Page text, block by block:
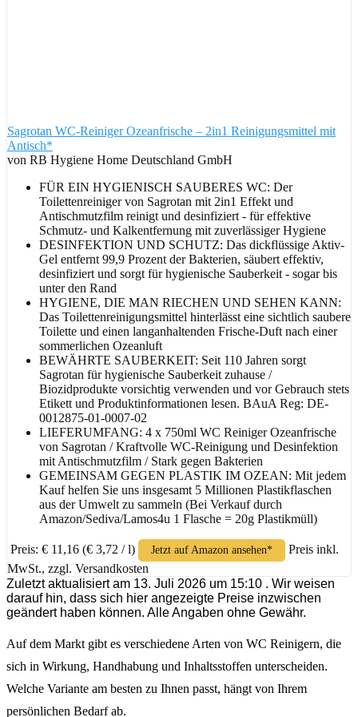
Sagrotan WC-Reiniger Ozeanfrische – 2in1 Reinigungsmittel mit
Antisch*
von RB Hygiene Home Deutschland GmbH
FÜR EIN HYGIENISCH SAUBERES WC: Der
Toilettenreiniger von Sagrotan mit 2in1 Effekt und
Antischmutzfilm reinigt und desinfiziert - für effektive
Schmutz- und Kalkentfernung mit zuverlässiger Hygiene
DESINFEKTION UND SCHUTZ: Das dickflüssige Aktiv-
Gel entfernt 99,9 Prozent der Bakterien, säubert effektiv,
desinfiziert und sorgt für hygienische Sauberkeit - sogar bis
unter den Rand
HYGIENE, DIE MAN RIECHEN UND SEHEN KANN:
Das Toilettenreinigungsmittel hinterlässt eine sichtlich saubere
Toilette und einen langanhaltenden Frische-Duft nach einer
sommerlichen Ozeanluft
BEWÄHRTE SAUBERKEIT: Seit 110 Jahren sorgt
Sagrotan für hygienische Sauberkeit zuhause /
Biozidprodukte vorsichtig verwenden und vor Gebrauch stets
Etikett und Produktinformationen lesen. BAuA Reg: DE-
0012875-01-0007-02
LIEFERUMFANG: 4 x 750ml WC Reiniger Ozeanfrische
von Sagrotan / Kraftvolle WC-Reinigung und Desinfektion
mit Antischmutzfilm / Stark gegen Bakterien
GEMEINSAM GEGEN PLASTIK IM OZEAN: Mit jedem
Kauf helfen Sie uns insgesamt 5 Millionen Plastikflaschen
aus der Umwelt zu sammeln (Bei Verkauf durch
Amazon/Sediva/Lamos4u 1 Flasche = 20g Plastikmüll)​
Preis: € 11,16 (€ 3,72 / l) Jetzt auf Amazon ansehen*
Preis inkl.
MwSt., zzgl. Versandkosten
Zuletzt aktualisiert am 13. Juli 2026 um 15:10 . Wir weisen
darauf hin, dass sich hier angezeigte Preise inzwischen
geändert haben können. Alle Angaben ohne Gewähr.
Auf dem Markt gibt es verschiedene Arten von WC Reinigern, die
sich in Wirkung, Handhabung und Inhaltsstoffen unterscheiden.
Welche Variante am besten zu Ihnen passt, hängt von Ihrem
persönlichen Bedarf ab.